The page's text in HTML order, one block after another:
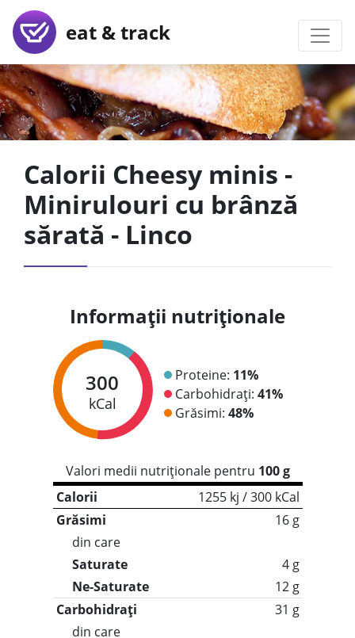
eat & track
Calorii Cheesy minis -
Minirulouri cu brânză
sărată - Linco
Informații nutriționale
300
kCal
Proteine: 11%
Carbohidrați: 41%
Grăsimi: 48%
Valori medii nutriționale pentru 100 g
Calorii
1255 kj / 300 kCal
Grăsimi
16 g
din care
Saturate
4 g
Ne-Saturate
12 g
Carbohidrați
31 g
din care